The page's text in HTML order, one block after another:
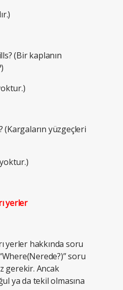
(Bir kaplanın
(Kargaların yüzgeçleri
yerler
yerler hakkında soru
soru
gerekir. Ancak
ya da tekil olmasına